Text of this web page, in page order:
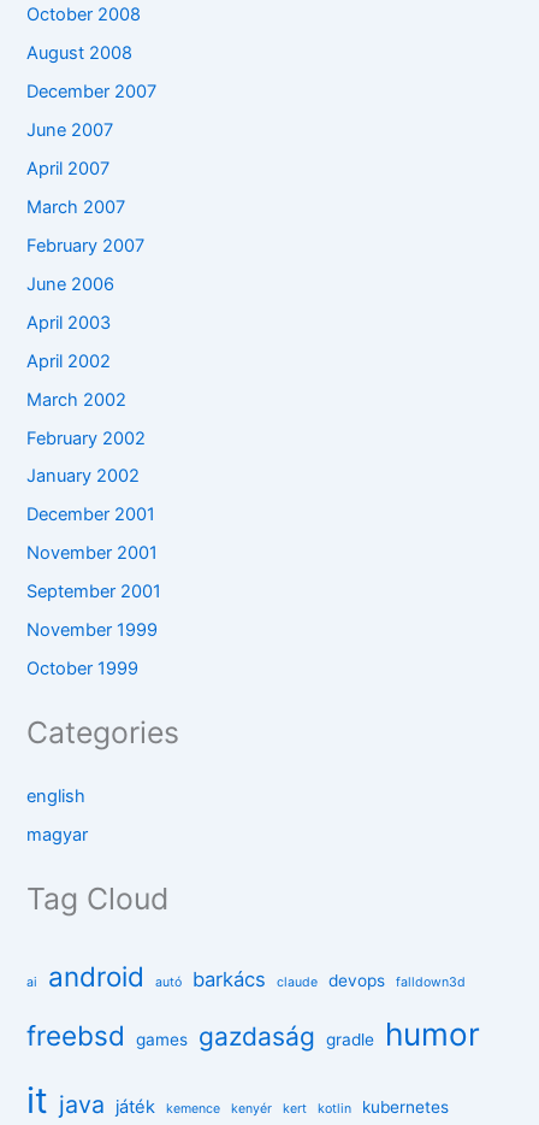
October 2008
August 2008
December 2007
June 2007
April 2007
March 2007
February 2007
June 2006
April 2003
April 2002
March 2002
February 2002
January 2002
December 2001
November 2001
September 2001
November 1999
October 1999
Categories
english
magyar
Tag Cloud
ai android autó barkács claude devops falldown3d
freebsd games gazdaság gradle humor
it java játék kemence kenyér kert kotlin kubernetes